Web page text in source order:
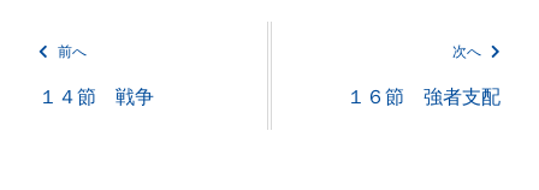
前へ
１４節 戦争
次へ
１６節 強者支配